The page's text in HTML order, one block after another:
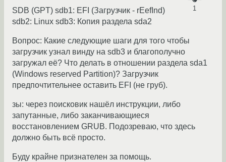
1
SDB (GPT) sdb1: EFI (Загрузчик - rEefInd)
sdb2: Linux sdb3: Копия раздела sda2
Вопрос: Какие следующие шаги для того чтобы
загрузчик узнал винду на sdb3 и благополучно
загружал её? Что делать в отношении раздела sda1
(Windows reserved Partition)? Загрузчик
предпочтительнее оставить EFI (не груб).
зы: через поисковик нашёл инструкции, либо
запутанные, либо заканчивающиеся
восстановлением GRUB. Подозреваю, что здесь
должно быть всё просто.
Буду крайне признателен за помощь.